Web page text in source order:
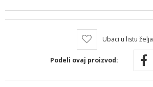
Ubaci u listu želja
Podeli ovaj proizvod: